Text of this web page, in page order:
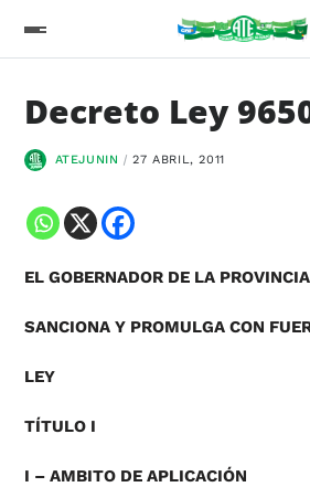
Decreto Ley
ATEJUNIN 27 ABRIL, 2011
EL GOBERNADOR DE LA
SANCIONA Y PROMULGA CON
LEY
TÍTULO I
I – AMBITO DE APLICACIÓN